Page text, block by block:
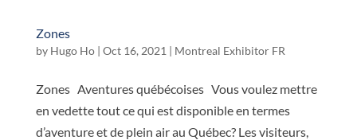
Zones
by Hugo Ho| Oct 16, 2021 | Montreal Exhibitor FR
Zones Aventures québécoises Vous voulez mettre
en vedette tout ce qui est disponible en termes
d’aventure et de plein air au Québec? Les visiteurs,